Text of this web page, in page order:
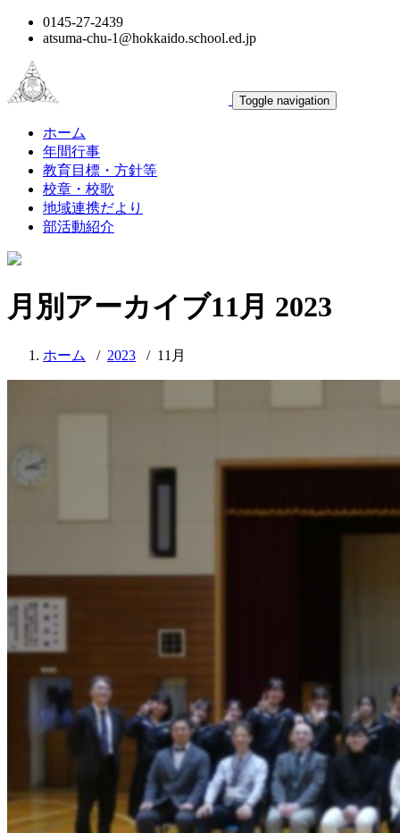
0145-27-2439
atsuma-chu-1@hokkaido.school.ed.jp
Toggle navigation
ホーム
年間行事
教育目標・方針等
校章・校歌
地域連携だより
部活動紹介
月別アーカイブ11月 2023
ホーム / 2023 / 11月